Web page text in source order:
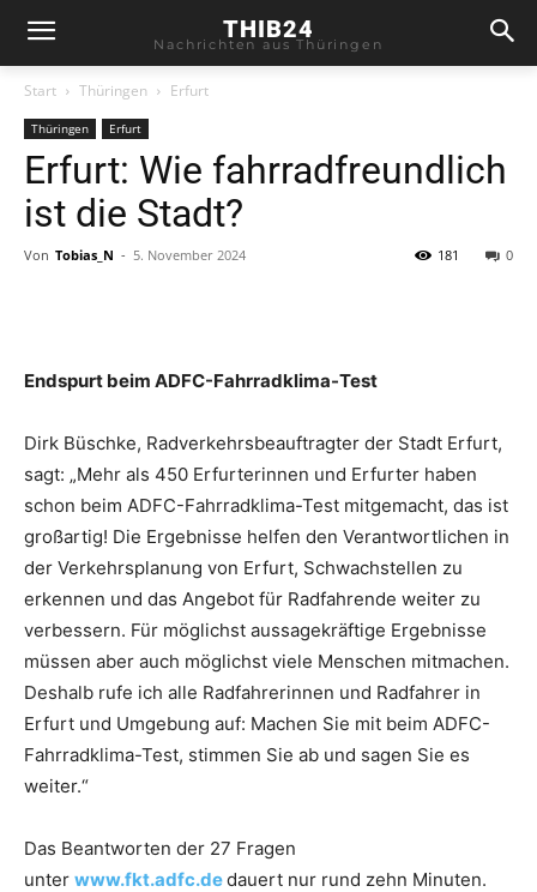
THIB24
Nachrichten aus Thüringen
Start Thüringen Erfurt
Thüringen Erfurt
Erfurt: Wie fahrradfreundlich
ist die Stadt?
Von Tobias_N - 5. November 2024 0
181
Endspurt beim ADFC-Fahrradklima-Test
Dirk Büschke, Radverkehrsbeauftragter der Stadt Erfurt,
sagt: „Mehr als 450 Erfurterinnen und Erfurter haben
schon beim ADFC-Fahrradklima-Test mitgemacht, das ist
großartig! Die Ergebnisse helfen den Verantwortlichen in
der Verkehrsplanung von Erfurt, Schwachstellen zu
erkennen und das Angebot für Radfahrende weiter zu
verbessern. Für möglichst aussagekräftige Ergebnisse
müssen aber auch möglichst viele Menschen mitmachen.
Deshalb rufe ich alle Radfahrerinnen und Radfahrer in
Erfurt und Umgebung auf: Machen Sie mit beim ADFC-
Fahrradklima-Test, stimmen Sie ab und sagen Sie es
weiter.“
Das Beantworten der 27 Fragen
unter www.fkt.adfc.dedauert nur rund zehn Minuten.